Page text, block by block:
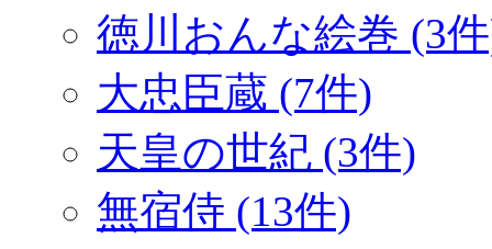
徳川おんな絵巻 (3
大忠臣蔵 (7件)
天皇の世紀 (3件)
無宿侍 (13件)